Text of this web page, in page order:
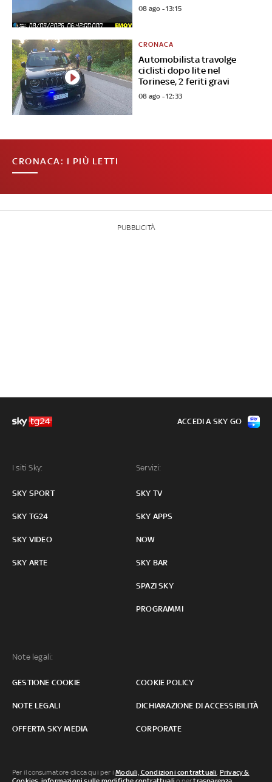
08 ago - 13:15
Automobilista travolge
ciclisti dopo lite nel
Torinese, 2 feriti gravi
CRONACA
08 ago - 12:33
CRONACA: I PIÙ LETTI
PUBBLICITÀ
I siti Sky:
SKY SPORT
SKY TG24
SKY VIDEO
SKY ARTE
Servizi:
SKY TV
SKY APPS
NOW
SKY BAR
SPAZI SKY
PROGRAMMI
Note legali:
GESTIONE COOKIE COOKIE POLICY
NOTE LEGALI DICHIARAZIONE DI ACCESSIBILITÀ
OFFERTA SKY MEDIA CORPORATE
ACCEDI A SKY GO
Per il consumatore clicca qui per iModuli, Condizioni contrattuali, Privacy &